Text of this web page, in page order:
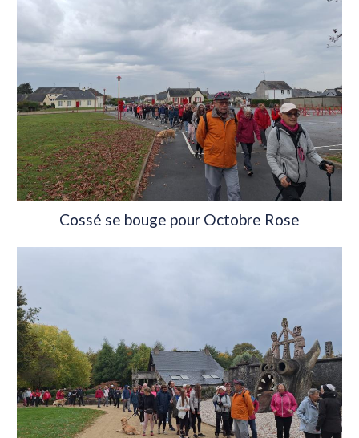
Cossé se bouge pour Octobre Rose